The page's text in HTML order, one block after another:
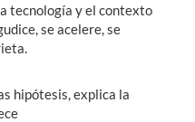
tecnología y el contexto
se acelere, se
hipótesis, explica la